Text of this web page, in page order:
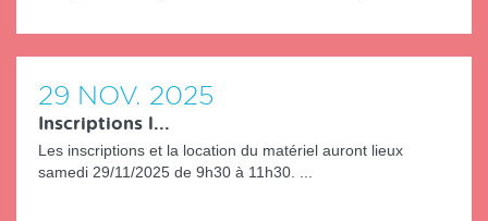
29 NOV. 2025
Inscriptions l...
Les inscriptions et la location du matériel auront lieux
samedi 29/11/2025 de 9h30 à 11h30. ...